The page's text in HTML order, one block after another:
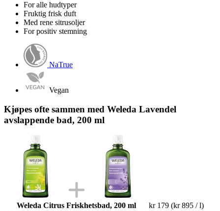
For alle hudtyper
Fruktig frisk duft
Med rene sitrusoljer
For positiv stemning
NaTrue
Vegan
Kjøpes ofte sammen med Weleda Lavendel
avslappende bad, 200 ml
Weleda Citrus Friskhetsbad, 200 ml kr 179 (kr 895 / l)